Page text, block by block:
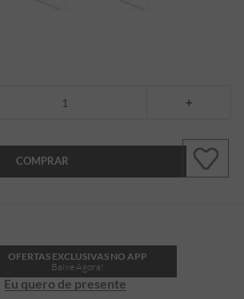
＋
COMPRAR
OFERTAS EXCLUSIVAS NO APP
Baixe Agora!
Eu quero de presente